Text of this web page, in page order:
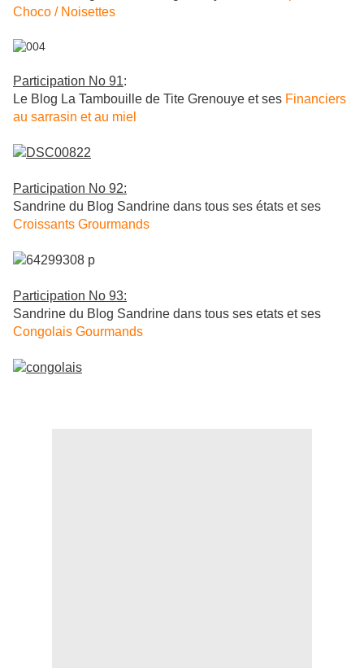
Choco / Noisettes
Participation No 91:
Le Blog La Tambouille de Tite Grenouye et ses Financiers
au sarrasin et au miel
Participation No 92:
Sandrine du Blog Sandrine dans tous ses états et ses
Croissants Grourmands
Participation No 93:
Sandrine du Blog Sandrine dans tous ses etats et ses
Congolais Gourmands